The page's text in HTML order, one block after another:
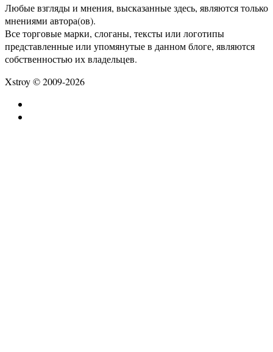
Любые взгляды и мнения, высказанные здесь, являются только
мнениями автора(ов).
Все торговые марки, слоганы, тексты или логотипы
представленные или упомянутые в данном блоге, являются
собственностью их владельцев.
Xstroy © 2009-2026